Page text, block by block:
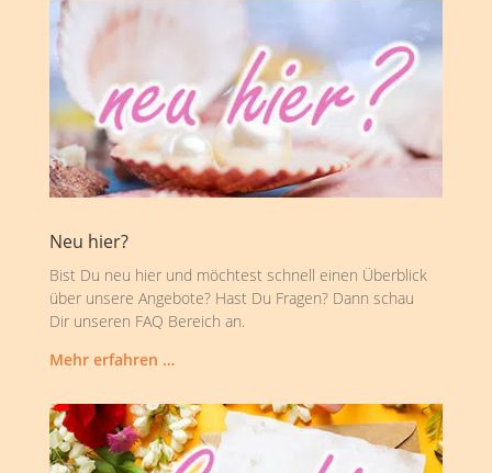
Neu hier?
Bist Du neu hier und möchtest schnell einen Überblick
über unsere Angebote? Hast Du Fragen? Dann schau
Dir unseren FAQ Bereich an.
Mehr erfahren …